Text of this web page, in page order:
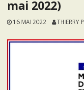
mai 2022)
16 MAI 2022 THIERRY